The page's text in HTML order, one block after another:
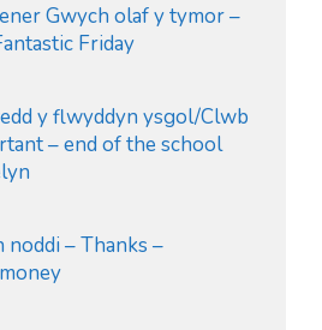
Gwych olaf y tymor –
Friday
y flwyddyn ysgol/Clwb
– end of the school
noddi – Thanks –